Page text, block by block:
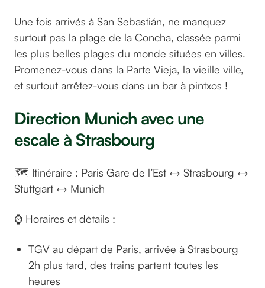
Une fois arrivés à San Sebastián, ne manquez
surtout pas la plage de la Concha, classée parmi
les plus belles plages du monde situées en villes.
Promenez-vous dans la Parte Vieja, la vieille ville,
et surtout arrêtez-vous dans un bar à pintxos !
Direction Munich avec une
escale à Strasbourg
🗺️ Itinéraire : Paris Gare de l’Est ↔️ Strasbourg ↔️
Stuttgart ↔️ Munich
⌚ Horaires et détails :
TGV au départ de Paris, arrivée à Strasbourg
2h plus tard, des trains partent toutes les
heures